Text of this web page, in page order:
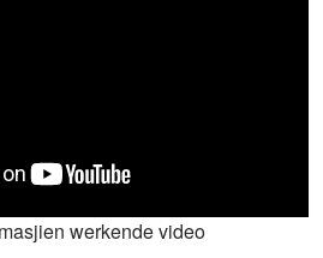
werkende video